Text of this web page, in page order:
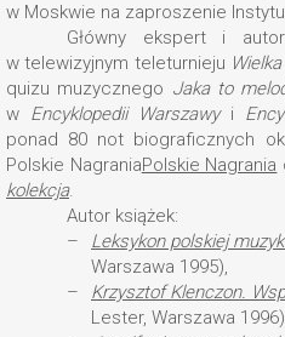
w Moskwie na zaproszenie
Główny ekspert i
w telewizyjnym teleturnieju
quizu muzycznego Jaka to
w Encyklopedii Warszawyi
ponad 80 not biograficznych
Polskie NagraniaPolskie Nagrania
kolekcja.
Autor książek:
Leksykon polskiej
Warszawa 1995),
Krzysztof Klenczon.
Lester, Warszawa